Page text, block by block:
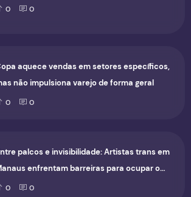
0 0
aquece vendas em setores específicos,
não impulsiona varejo de forma geral
0 0
palcos e invisibilidade: Artistas trans em
enfrentam barreiras para ocupar o
cultural
0 0